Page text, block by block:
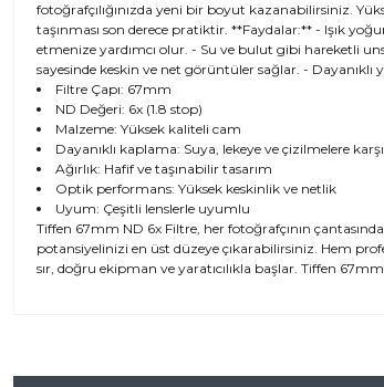
fotoğrafçılığınızda yeni bir boyut kazanabilirsiniz.
taşınması son derece pratiktir. **Faydalar:** - Işık
etmenize yardımcı olur. - Su ve bulut gibi hareketli
sayesinde keskin ve net görüntüler sağlar. - Dayanıklı
Filtre Çapı: 67mm
ND Değeri: 6x (1.8 stop)
Malzeme: Yüksek kaliteli cam
Dayanıklı kaplama: Suya, lekeye ve çizilmelere
Ağırlık: Hafif ve taşınabilir tasarım
Optik performans: Yüksek keskinlik ve netlik
Uyum: Çeşitli lenslerle uyumlu
Tiffen 67mm ND 6x Filtre, her fotoğrafçının
potansiyelinizi en üst düzeye çıkarabilirsiniz. Hem
sır, doğru ekipman ve yaratıcılıkla başlar. Tiffen